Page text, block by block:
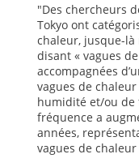
"Des chercheurs
Tokyo ont
chaleur, jusque-là
disant « vagues
accompagnées
vagues de chaleur
humidité et/ou
fréquence a
années,
vagues de